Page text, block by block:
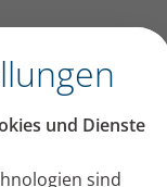
und Dienste
sind
mit
und